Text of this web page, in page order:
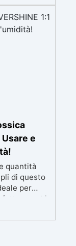
lucida e
Usare e
quantità
di questo
per
per chi
finitura